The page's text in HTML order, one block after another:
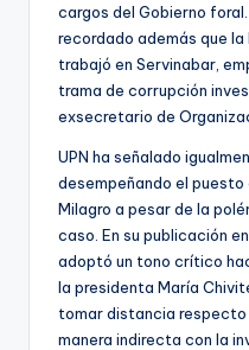
cargos del Gobierno
recordado además que
trabajó en Servinabar,
trama de corrupción
exsecretario de
UPN ha señalado
desempeñando el
Milagro a pesar de la
caso. En su publicación
adoptó un tono crítico
la presidenta María
tomar distancia respecto
manera indirecta con la